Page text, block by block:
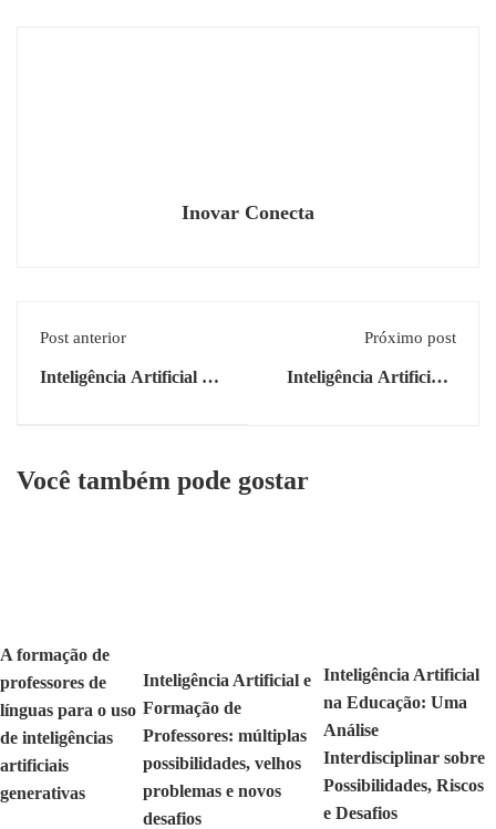
Inovar Conecta
Post anterior
Inteligência Artificial na
Desafios
Próximo post
Inteligência Artificial e
Você também pode gostar
A formação de
professores de
línguas para o uso
de inteligências
artificiais
generativas
Inteligência Artificial e
Formação de
Professores: múltiplas
possibilidades, velhos
problemas e novos
desafios
Inteligência Artificial
na Educação: Uma
Análise
Interdisciplinar sobre
Possibilidades, Riscos
e Desafios